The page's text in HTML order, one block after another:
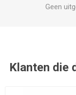
Geen
Klanten die